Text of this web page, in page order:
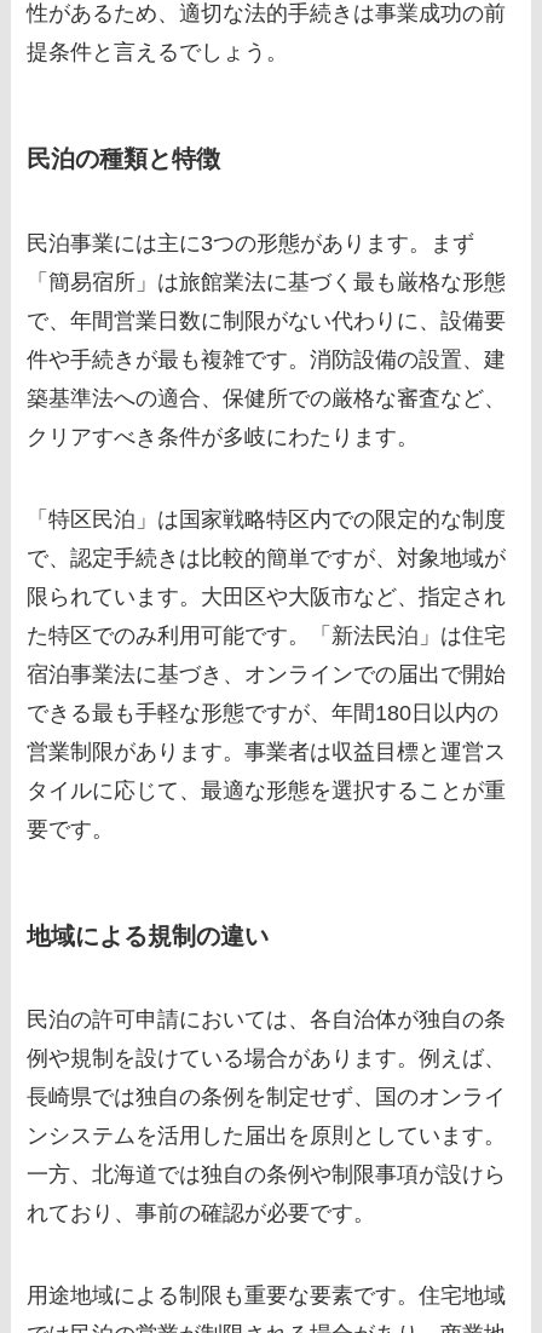
性があるため、適切な法的手続きは事業成功の前
提条件と言えるでしょう。
民泊の種類と特徴
民泊事業には主に3つの形態があります。まず
「簡易宿所」は旅館業法に基づく最も厳格な形態
で、年間営業日数に制限がない代わりに、設備要
件や手続きが最も複雑です。消防設備の設置、建
築基準法への適合、保健所での厳格な審査など、
クリアすべき条件が多岐にわたります。
「特区民泊」は国家戦略特区内での限定的な制度
で、認定手続きは比較的簡単ですが、対象地域が
限られています。大田区や大阪市など、指定され
た特区でのみ利用可能です。「新法民泊」は住宅
宿泊事業法に基づき、オンラインでの届出で開始
できる最も手軽な形態ですが、年間180日以内の
営業制限があります。事業者は収益目標と運営ス
タイルに応じて、最適な形態を選択することが重
要です。
地域による規制の違い
民泊の許可申請においては、各自治体が独自の条
例や規制を設けている場合があります。例えば、
長崎県では独自の条例を制定せず、国のオンライ
ンシステムを活用した届出を原則としています。
一方、北海道では独自の条例や制限事項が設けら
れており、事前の確認が必要です。
用途地域による制限も重要な要素です。住宅地域